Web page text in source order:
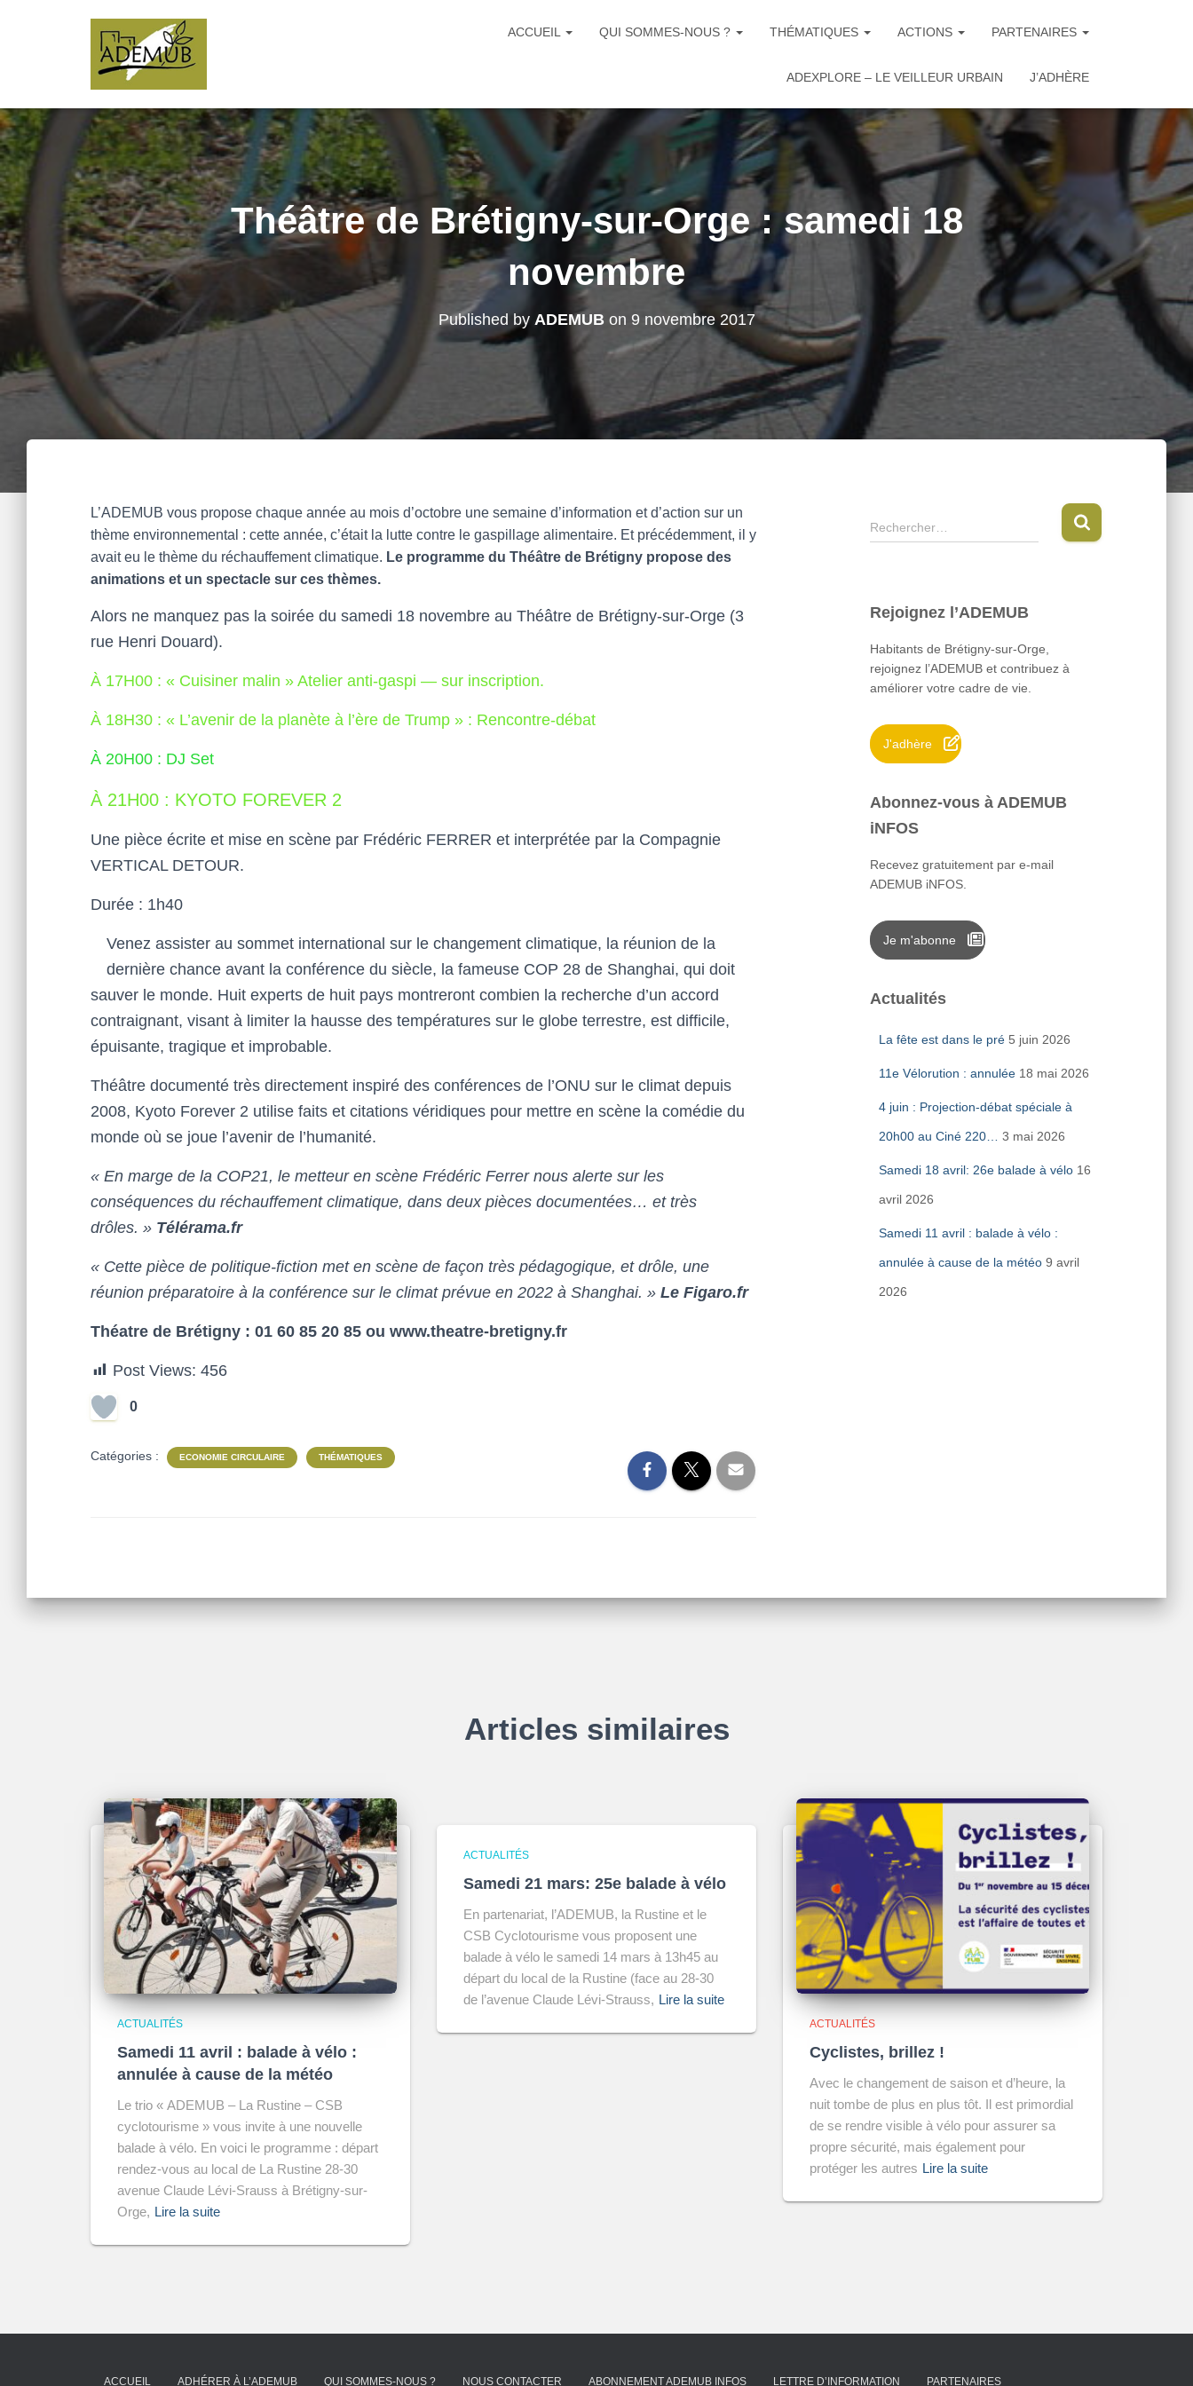
ACCUEIL QUI SOMMES-NOUS ? THÉMATIQUES ACTIONS PARTENAIRES
ADEXPLORE – LE VEILLEUR URBAIN J’ADHÈRE
Théâtre de Brétigny-sur-Orge : samedi 18
novembre
Published by ADEMUBon 9 novembre 2017
L’ADEMUB vous propose chaque année au mois d’octobre une semaine d’information et d’action sur un
thème environnemental : cette année, c’était la lutte contre le gaspillage alimentaire. Et précédemment, il y
avait eu le thème du réchauffement climatique. Le programme du Théâtre de Brétigny propose des
animations et un spectacle sur ces thèmes.
Alors ne manquez pas la soirée du samedi 18 novembre au Théâtre de Brétigny-sur-Orge (3
rue Henri Douard).
À 17H00 : « Cuisiner malin » Atelier anti-gaspi — sur inscription.
À 18H30 : « L’avenir de la planète à l’ère de Trump » : Rencontre-débat
À 20H00 : DJ Set
À 21H00 : KYOTO FOREVER 2
Une pièce écrite et mise en scène par Frédéric FERRER et interprétée par la Compagnie
VERTICAL DETOUR.
Durée : 1h40
Venez assister au sommet international sur le changement climatique, la réunion de la
dernière chance avant la conférence du siècle, la fameuse COP 28 de Shanghai, qui doit
sauver le monde. Huit experts de huit pays montreront combien la recherche d’un accord
contraignant, visant à limiter la hausse des températures sur le globe terrestre, est difficile,
épuisante, tragique et improbable.
Théâtre documenté très directement inspiré des conférences de l’ONU sur le climat depuis
2008, Kyoto Forever 2 utilise faits et citations véridiques pour mettre en scène la comédie du
monde où se joue l’avenir de l’humanité.
« En marge de la COP21, le metteur en scène Frédéric Ferrer nous alerte sur les
conséquences du réchauffement climatique, dans deux pièces documentées… et très
drôles. » Télérama.fr
« Cette pièce de politique-fiction met en scène de façon très pédagogique, et drôle, une
réunion préparatoire à la conférence sur le climat prévue en 2022 à Shanghai. » Le Figaro.fr
Théatre de Brétigny : 01 60 85 20 85 ou www.theatre-bretigny.fr
Post Views: 456
0
Catégories : ECONOMIE CIRCULAIRE THÉMATIQUES
R
e
r
h
e
r
:
Rechercher…
Rejoignez l’ADEMUB
Habitants de Brétigny-sur-Orge,
rejoignez l’ADEMUB et contribuez à
améliorer votre cadre de vie.
J'adhère
Abonnez-vous à ADEMUB
iNFOS
Recevez gratuitement par e-mail
ADEMUB iNFOS.
Je m'abonne
Actualités
La fête est dans le pré 5 juin 2026
11e Vélorution : annulée 18 mai 2026
4 juin : Projection-débat spéciale à
20h00 au Ciné 220… 3 mai 2026
Samedi 18 avril: 26e balade à vélo 16
avril 2026
Samedi 11 avril : balade à vélo :
annulée à cause de la météo 9 avril
2026
Articles similaires
ACTUALITÉS
Samedi 11 avril : balade à vélo :
annulée à cause de la météo
Le trio « ADEMUB – La Rustine – CSB
cyclotourisme » vous invite à une nouvelle
balade à vélo. En voici le programme : départ
rendez-vous au local de La Rustine 28-30
avenue Claude Lévi-Srauss à Brétigny-sur-
Orge, Lire la suite
ACTUALITÉS
Samedi 21 mars: 25e balade à vélo
En partenariat, l’ADEMUB, la Rustine et le
CSB Cyclotourisme vous proposent une
balade à vélo le samedi 14 mars à 13h45 au
départ du local de la Rustine (face au 28-30
de l’avenue Claude Lévi-Strauss, Lire la suite
ACTUALITÉS
Cyclistes, brillez !
Avec le changement de saison et d’heure, la
nuit tombe de plus en plus tôt. Il est primordial
de se rendre visible à vélo pour assurer sa
propre sécurité, mais également pour
protéger les autres Lire la suite
ACCUEIL ADHÉRER À L’ADEMUB QUI SOMMES-NOUS ? NOUS CONTACTER ABONNEMENT ADEMUB INFOS LETTRE D’INFORMATION PARTENAIRES